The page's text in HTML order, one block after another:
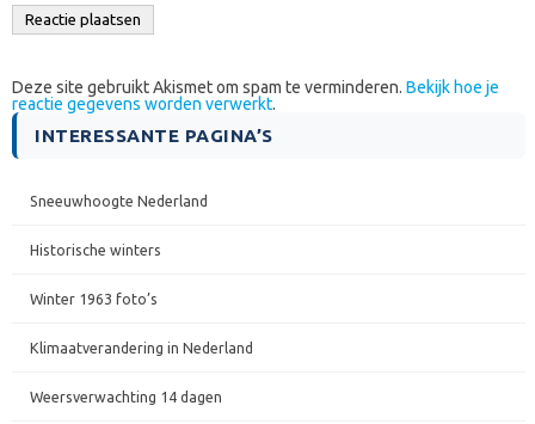
Deze site gebruikt Akismet om spam te verminderen. Bekijk hoe je
reactie gegevens worden verwerkt.
INTERESSANTE PAGINA’S
Sneeuwhoogte Nederland
Historische winters
Winter 1963 foto’s
Klimaatverandering in Nederland
Weersverwachting 14 dagen